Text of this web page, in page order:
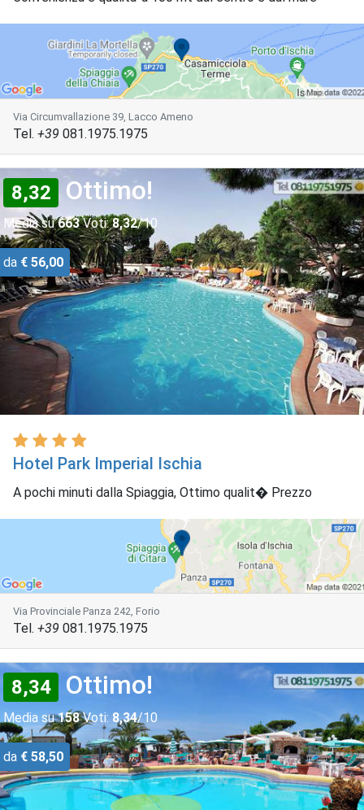
Via Circumvallazione 39, Lacco Ameno
Tel. +39 081.1975.1975
8,32 Ottimo!
Media su663Voti: 8,32/10
da € 56,00
Hotel Park Imperial Ischia
A pochi minuti dalla Spiaggia, Ottimo qualit� Prezzo
Via Provinciale Panza 242, Forio
Tel. +39 081.1975.1975
8,34 Ottimo!
Media su158Voti: 8,34/10
da € 58,50